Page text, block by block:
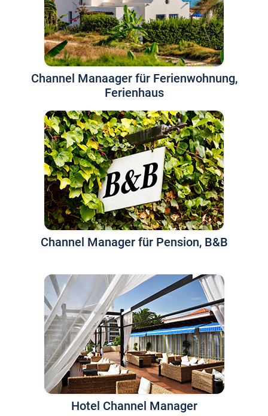
Channel Manaager für Ferienwohnung,
Ferienhaus
Channel Manager für Pension, B&B
Hotel Channel Manager